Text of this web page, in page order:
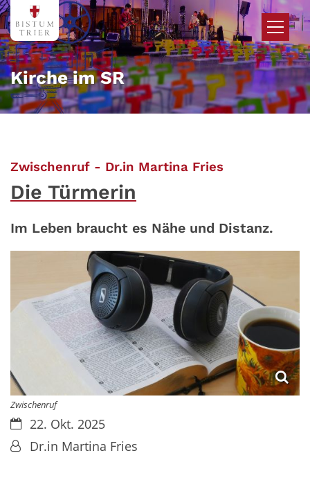
Zum Inhalt springen
Kirche im SR
Zwischenruf - Dr.in Martina Fries:
Die Türmerin
Im Leben braucht es Nähe und Distanz.
Zwischenruf
Datum:22. Okt. 2025
Von:Dr.in Martina Fries